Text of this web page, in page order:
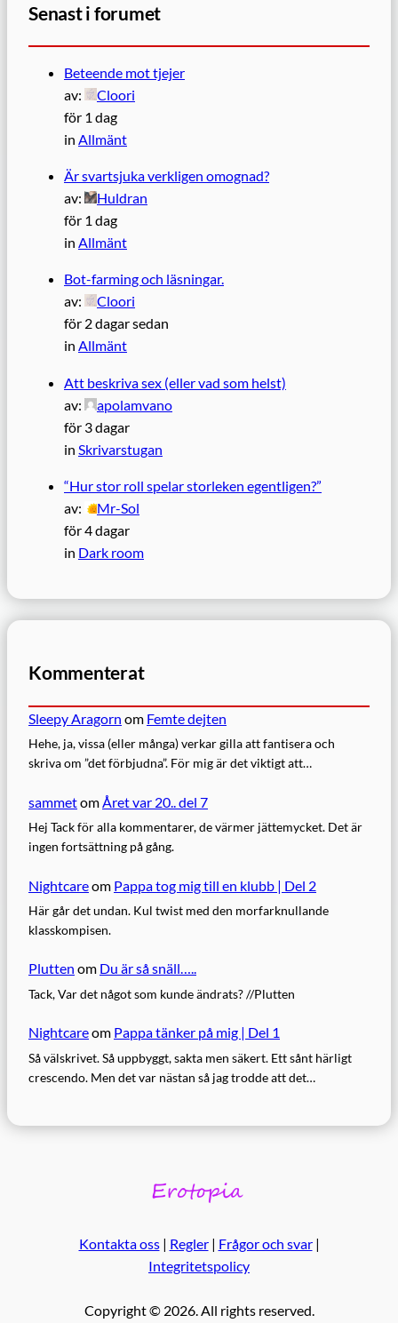
Senast i forumet
Beteende mot tjejer
av:
Cloori
för 1 dag
in Allmänt
Är svartsjuka verkligen omognad?
av:
Huldran
för 1 dag
in Allmänt
Bot-farming och läsningar.
av:
Cloori
för 2 dagar sedan
in Allmänt
Att beskriva sex (eller vad som helst)
av:
apolamvano
för 3 dagar
in Skrivarstugan
“Hur stor roll spelar storleken egentligen?”
av:
Mr-Sol
för 4 dagar
in Dark room
Kommenterat
Sleepy Aragorn om Femte dejten
Hehe, ja, vissa (eller många) verkar gilla att fantisera och
skriva om ”det förbjudna”. För mig är det viktigt att…
sammetom Året var 20.. del 7
Hej Tack för alla kommentarer, de värmer jättemycket. Det är
ingen fortsättning på gång.
Nightcareom Pappa tog mig till en klubb | Del 2
Här går det undan. Kul twist med den morfarknullande
klasskompisen.
Plutten om Du är så snäll…..
Tack, Var det något som kunde ändrats? //Plutten
Nightcareom Pappa tänker på mig | Del 1
Så välskrivet. Så uppbyggt, sakta men säkert. Ett sånt härligt
crescendo. Men det var nästan så jag trodde att det…
Kontakta oss| Regler| Frågor och svar|
Integritetspolicy
Copyright © 2026. All rights reserved.